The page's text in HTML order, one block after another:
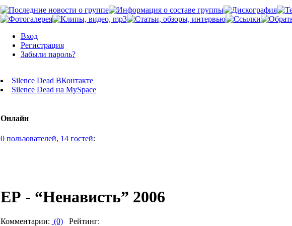
Вход
Регистрация
Забыли пароль?
Silence Dead ВКонтакте
Silence Dead на MySpace
Онлайн
0 пользователей, 14 гостей:
ЕР - “Ненависть” 2006
Комментарии: (0)Рейтинг: